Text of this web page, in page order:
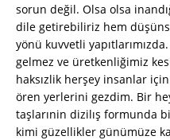
sorun değil. Olsa olsa
dile getirebiliriz hem
yönü kuvvetli
gelmez ve üretkenliğimiz
haksızlik herşey insanlar
ören yerlerini gezdim. Bir
taşlarınin dizilış formunda
kimi güzellikler günümüze